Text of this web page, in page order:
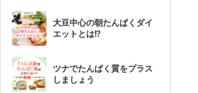
大豆中心の朝たんぱくダイ
エットとは!?
ツナでたんぱく質をプラス
しましょう